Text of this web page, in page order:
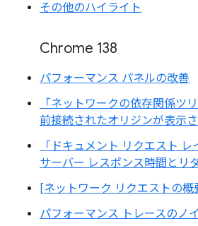
その他のハイライト
Chrome 138
パフォーマンス パネルの改善
「ネットワークの依存関係ツ
前接続されたオリジンが表示
「ドキュメント リクエスト
サーバー レスポンス時間とリ
[ネットワーク リクエストの概
パフォーマンス トレースのノ